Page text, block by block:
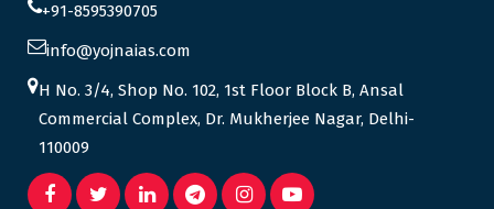
+91-8595390705
info@yojnaias.com
H No. 3/4, Shop No. 102, 1st Floor Block B, Ansal
Commercial Complex, Dr. Mukherjee Nagar, Delhi-
110009